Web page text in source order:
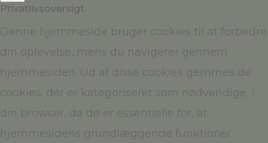
Privatlivsoversigt
Denne hjemmeside bruger cookies til at forbedre
din oplevelse, mens du navigerer gennem
hjemmesiden. Ud af disse cookies gemmes de
cookies, der er kategoriseret som nødvendige, i
din browser, da de er essentielle for, at
hjemmesidens grundlæggende funktioner